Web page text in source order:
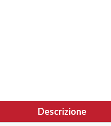
Descrizione